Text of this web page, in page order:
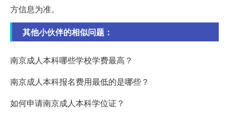
方信息为准。
其他小伙伴的相似问题：
南京成人本科哪些学校学费最高？
南京成人本科报名费用最低的是哪些？
如何申请南京成人本科学位证？